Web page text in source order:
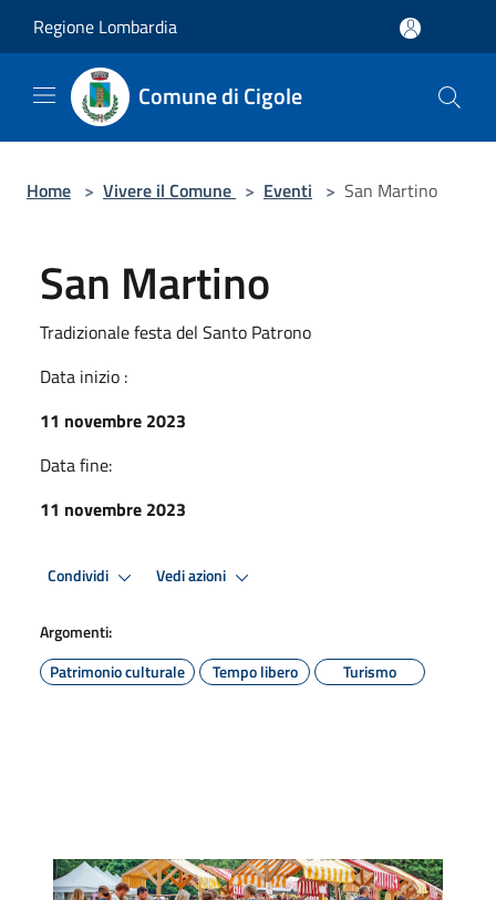
Regione Lombardia
Comune di Cigole
Home > Vivere il Comune > Eventi > San Martino
San Martino
Tradizionale festa del Santo Patrono
Data inizio :
11 novembre 2023
Data fine:
11 novembre 2023
Condividi Vedi azioni
Argomenti:
Patrimonio culturale
Tempo libero Turismo